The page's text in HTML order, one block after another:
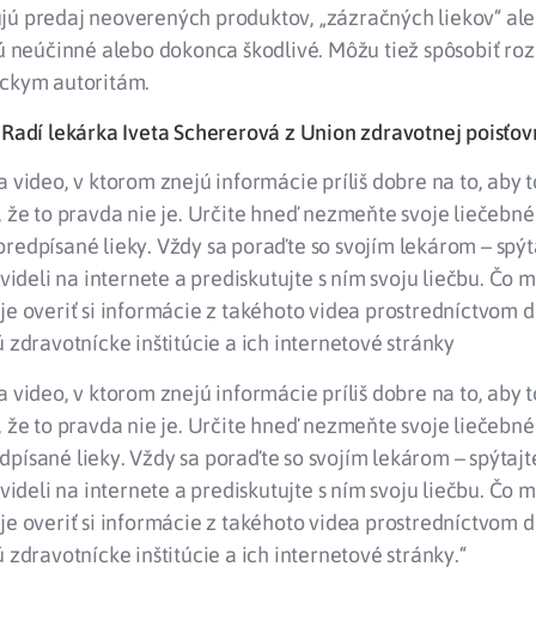
predaj neoverených produktov, „zázračných liekov“
neúčinné alebo dokonca škodlivé. Môžu tiež spôsobiť
autoritám.
lekárka Iveta Schererová z Union zdravotnej
video, v ktorom znejú informácie príliš dobre na to, aby
že to pravda nie je. Určite hneď nezmeňte svoje
lieky. Vždy sa poraďte so svojím lekárom –
na internete a prediskutujte s ním svoju liečbu. Čo
overiť si informácie z takéhoto videa prostredníctvom
zdravotnícke inštitúcie a ich internetové stránky
video, v ktorom znejú informácie príliš dobre na to, aby
že to pravda nie je. Určite hneď nezmeňte svoje
lieky. Vždy sa poraďte so svojím lekárom –
na internete a prediskutujte s ním svoju liečbu. Čo
overiť si informácie z takéhoto videa prostredníctvom
zdravotnícke inštitúcie a ich internetové stránky.“